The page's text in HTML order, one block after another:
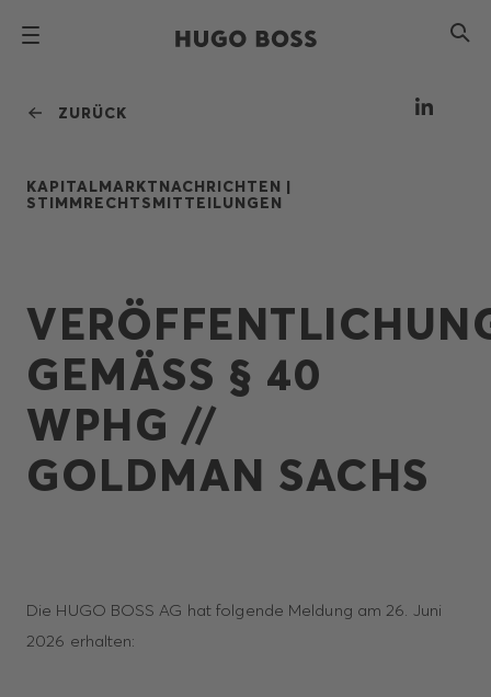
ZURÜCK
KAPITALMARKTNACHRICHTEN |
STIMMRECHTSMITTEILUNGEN
GEMÄSS § 40
WPHG //
GOLDMAN SACHS
Die HUGO BOSS AG hat folgende Meldung am 26. Juni
2026 erhalten: